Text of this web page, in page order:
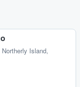
Island,